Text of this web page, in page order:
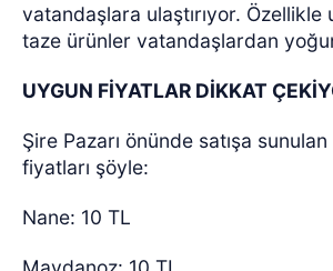
vatandaşlara ulaştırıyor. Özellikle
taze ürünler vatandaşlardan
UYGUN FİYATLAR DİKKAT
Şire Pazarı önünde satışa
fiyatları şöyle:
Nane: 10 TL